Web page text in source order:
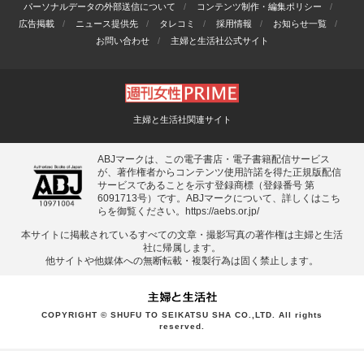
パーソナルデータの外部送信について
コンテンツ制作・編集ポリシー
広告掲載
ニュース提供先 タレコミ 採用情報
お知らせ一覧
お問い合わせ
主婦と生活社公式サイト
主婦と生活社関連サイト
ABJマークは、この電子書店・電子書籍配信サービス
が、著作権者からコンテンツ使用許諾を得た正規版配信
サービスであることを示す登録商標（登録番号 第
6091713号）です。ABJマークについて、詳しくはこち
らを御覧ください。
https://aebs.or.jp/
本サイトに掲載されているすべての⽂章・撮影写真の著作権は主婦と⽣活
社に帰属します。
他サイトや他媒体への無断転載・複製⾏為は固く禁⽌します。
COPYRIGHT © SHUFU TO SEIKATSU SHA CO.,LTD. All rights
reserved.